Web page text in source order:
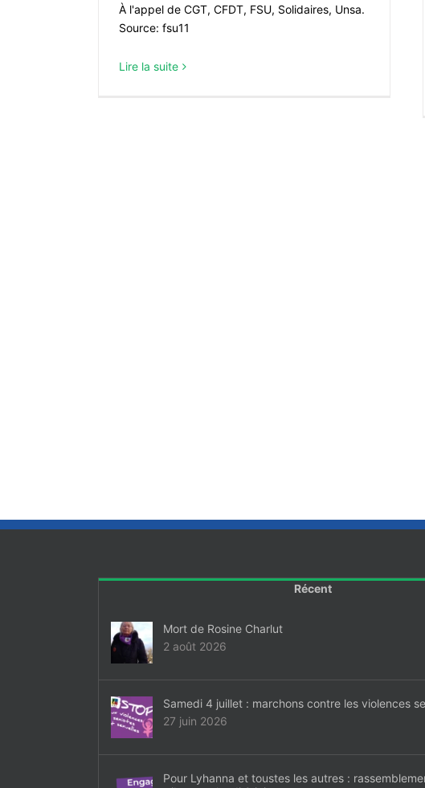
À l'appel de CGT, CFDT, FSU, Solidaires, Unsa.
Source: fsu11
Lire la suite
Récent
Mort de Rosine Charlut
2 août 2026
Samedi 4 juillet : marchons contre les violences
27 juin 2026
Pour Lyhanna et toustes les autres :